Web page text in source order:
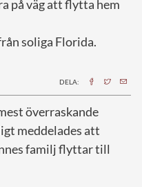
på väg att flytta hem
soliga Florida.
DELA:
överraskande
meddelades att
familj flyttar till